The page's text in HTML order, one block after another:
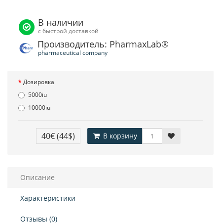
В наличии
с быстрой доставкой
Производитель: PharmaxLab®
pharmaceutical company
Дозировка
5000iu
10000iu
40€(44$) В корзину
Описание
Характеристики
Отзывы (0)